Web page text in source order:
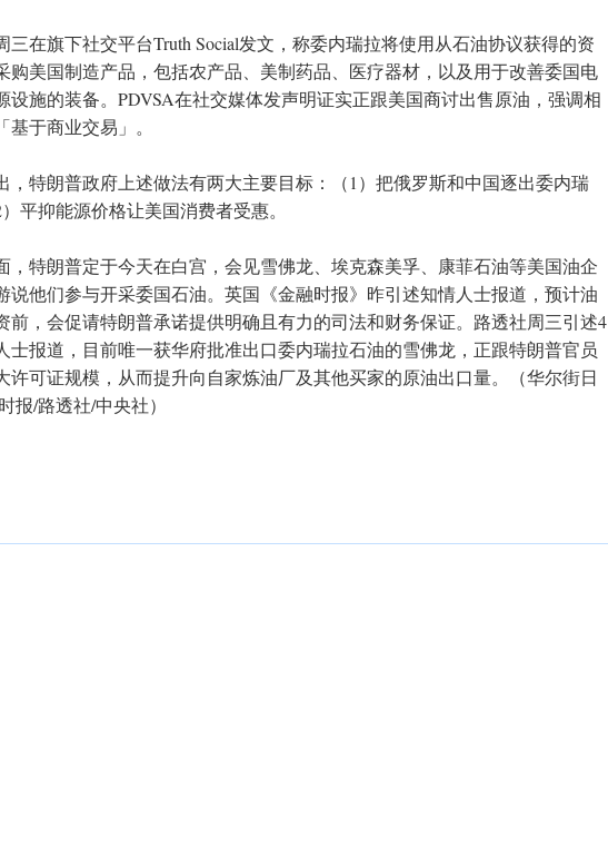
三在旗下社交平台Truth Social发文，称委内瑞拉将使用从石油协议获得的资
购美国制造产品，包括农产品、美制药品、医疗器材，以及用于改善委国电
设施的装备。PDVSA在社交媒体发声明证实正跟美国商讨出售原油，强调相
基于商业交易」。
，特朗普政府上述做法有两大主要目标：（1）把俄罗斯和中国逐出委内瑞
平抑能源价格让美国消费者受惠。
，特朗普定于今天在白宫，会见雪佛龙、埃克森美孚、康菲石油等美国油企
说他们参与开采委国石油。英国《金融时报》昨引述知情人士报道，预计油
前，会促请特朗普承诺提供明确且有力的司法和财务保证。路透社周三引述4
士报道，目前唯一获华府批准出口委内瑞拉石油的雪佛龙，正跟特朗普官员
许可证规模，从而提升向自家炼油厂及其他买家的原油出口量。（华尔街日
报/路透社/中央社）